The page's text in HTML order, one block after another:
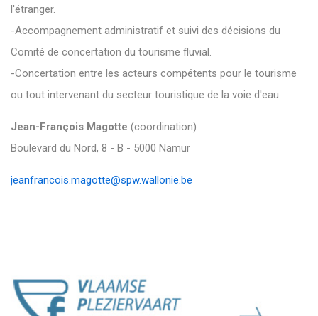
l'étranger.
-Accompagnement administratif et suivi des décisions du
Comité de concertation du tourisme fluvial.
-Concertation entre les acteurs compétents pour le tourisme
ou tout intervenant du secteur touristique de la voie d'eau.
Jean-François Magotte (coordination)
Boulevard du Nord, 8 - B - 5000 Namur
jeanfrancois.magotte@spw.wallonie.be